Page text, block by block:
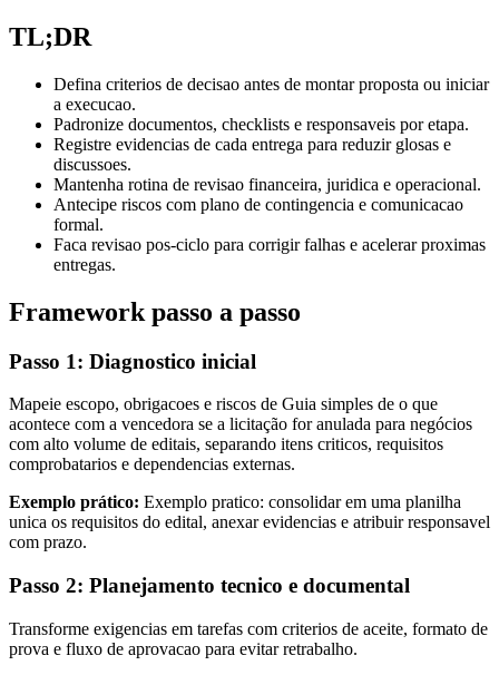
TL;DR
Defina criterios de decisao antes de montar proposta ou iniciar
a execucao.
Padronize documentos, checklists e responsaveis por etapa.
Registre evidencias de cada entrega para reduzir glosas e
discussoes.
Mantenha rotina de revisao financeira, juridica e operacional.
Antecipe riscos com plano de contingencia e comunicacao
formal.
Faca revisao pos-ciclo para corrigir falhas e acelerar proximas
entregas.
Framework passo a passo
Passo 1: Diagnostico inicial
Mapeie escopo, obrigacoes e riscos de Guia simples de o que
acontece com a vencedora se a licitação for anulada para negócios
com alto volume de editais, separando itens criticos, requisitos
comprobatarios e dependencias externas.
Exemplo prático: Exemplo pratico: consolidar em uma planilha
unica os requisitos do edital, anexar evidencias e atribuir responsavel
com prazo.
Passo 2: Planejamento tecnico e documental
Transforme exigencias em tarefas com criterios de aceite, formato de
prova e fluxo de aprovacao para evitar retrabalho.